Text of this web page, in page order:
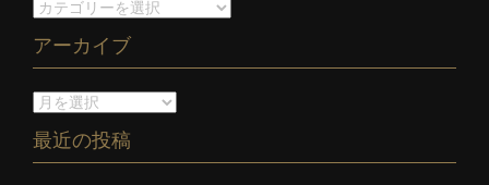
アーカイブ
最近の投稿